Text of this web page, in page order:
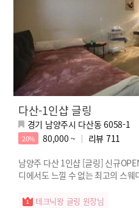
다산-1인샵 글링
경기 남양주시 다산동 6058-1
20% 80,000 ~ 리뷰 711
남양주 다산 1인샵 [글링] 신규
디에서도 느낄 수 없는 최고의 스
테크닉왕 글링 원장님